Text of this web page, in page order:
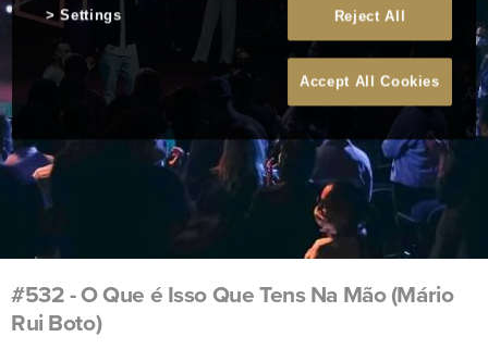
#532 - O Que é Isso Que Tens Na Mão (Mário
Rui Boto)
Reject All
Accept All Cookies
Settings